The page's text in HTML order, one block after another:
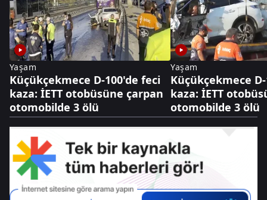
Yaşam
Küçükçekmece D-100'de feci
kaza: İETT otobüsüne çarpan
otomobilde 3 ölü
Yaşam
Küçükçekmece
kaza: İETT
otomobilde 3 ölü